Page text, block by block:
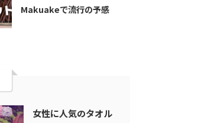
Makuakeで流行の予感
女性に人気のタオル